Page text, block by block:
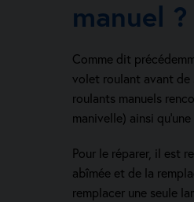
manuel ?
Comme dit
volet roulant avant de
roulants manuels
manivelle) ainsi
Pour le réparer, il est
abîmée et de la
remplacer une seule